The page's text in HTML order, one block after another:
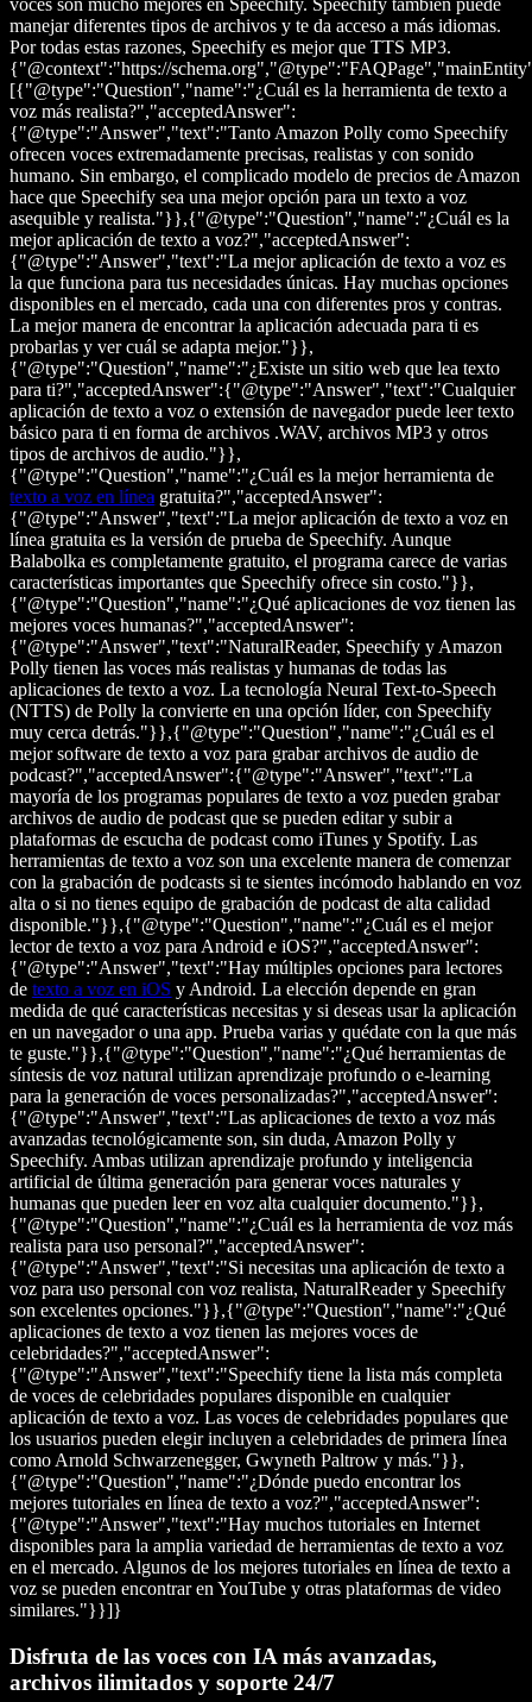
voces son mucho mejores en Speechify. Speechify también puede
manejar diferentes tipos de archivos y te da acceso a más idiomas.
Por todas estas razones, Speechify es mejor que TTS MP3.
{"@context":"https://
[{"@type":"Question","name":"¿Cuál es la herramienta de texto a
voz más realista?","acceptedAnswer":
{"@type":"Answer","text":"Tanto Amazon Polly como Speechify
ofrecen voces extremadamente precisas, realistas y con sonido
humano. Sin embargo, el complicado modelo de precios de Amazon
hace que Speechify sea una mejor opción para un texto a voz
asequible y realista."}},{"@type":"Question","name":"¿Cuál es la
mejor aplicación de texto a voz?","acceptedAnswer":
{"@type":"Answer","text":"La mejor aplicación de texto a voz es
la que funciona para tus necesidades únicas. Hay muchas opciones
disponibles en el mercado, cada una con diferentes pros y contras.
La mejor manera de encontrar la aplicación adecuada para ti es
probarlas y ver cuál se adapta mejor."}},
{"@type":"Question","name":"¿Existe un sitio web que lea texto
para ti?","acceptedAnswer":{"@type":"Answer","text":"Cualquier
aplicación de texto a voz o extensión de navegador puede leer texto
básico para ti en forma de archivos .WAV, archivos MP3 y otros
tipos de archivos de audio."}},
{"@type":"Question","name":"¿Cuál es la mejor herramienta de
texto a voz en línea gratuita?","acceptedAnswer":
{"@type":"Answer","text":"La mejor aplicación de texto a voz en
línea gratuita es la versión de prueba de Speechify. Aunque
Balabolka es completamente gratuito, el programa carece de varias
características importantes que Speechify ofrece sin costo."}},
{"@type":"Question","name":"¿Qué aplicaciones de voz tienen las
mejores voces humanas?","acceptedAnswer":
{"@type":"Answer","text":"NaturalReader, Speechify y Amazon
Polly tienen las voces más realistas y humanas de todas las
aplicaciones de texto a voz. La tecnología Neural Text-to-Speech
(NTTS) de Polly la convierte en una opción líder, con Speechify
muy cerca detrás."}},{"@type":"Question","name":"¿Cuál es el
mejor software de texto a voz para grabar archivos de audio de
podcast?","acceptedAnswer":{"@type":"Answer","text":"La
mayoría de los programas populares de texto a voz pueden grabar
archivos de audio de podcast que se pueden editar y subir a
plataformas de escucha de podcast como iTunes y Spotify. Las
herramientas de texto a voz son una excelente manera de comenzar
con la grabación de podcasts si te sientes incómodo hablando en voz
alta o si no tienes equipo de grabación de podcast de alta calidad
disponible."}},{"@type":"Question","name":"¿Cuál es el mejor
lector de texto a voz para Android e iOS?","acceptedAnswer":
{"@type":"Answer","text":"Hay múltiples opciones para lectores
de texto a voz en iOS y Android. La elección depende en gran
medida de qué características necesitas y si deseas usar la aplicación
en un navegador o una app. Prueba varias y quédate con la que más
te guste."}},{"@type":"Question","name":"¿Qué herramientas de
síntesis de voz natural utilizan aprendizaje profundo o e-learning
para la generación de voces personalizadas?","acceptedAnswer":
{"@type":"Answer","text":"Las aplicaciones de texto a voz más
avanzadas tecnológicamente son, sin duda, Amazon Polly y
Speechify. Ambas utilizan aprendizaje profundo y inteligencia
artificial de última generación para generar voces naturales y
humanas que pueden leer en voz alta cualquier documento."}},
{"@type":"Question","name":"¿Cuál es la herramienta de voz más
realista para uso personal?","acceptedAnswer":
{"@type":"Answer","text":"Si necesitas una aplicación de texto a
voz para uso personal con voz realista, NaturalReader y Speechify
son excelentes opciones."}},{"@type":"Question","name":"¿Qué
aplicaciones de texto a voz tienen las mejores voces de
celebridades?","acceptedAnswer":
{"@type":"Answer","text":"Speechify tiene la lista más completa
de voces de celebridades populares disponible en cualquier
aplicación de texto a voz. Las voces de celebridades populares que
los usuarios pueden elegir incluyen a celebridades de primera línea
como Arnold Schwarzenegger, Gwyneth Paltrow y más."}},
{"@type":"Question","name":"¿Dónde puedo encontrar los
mejores tutoriales en línea de texto a voz?","acceptedAnswer":
{"@type":"Answer","text":"Hay muchos tutoriales en Internet
disponibles para la amplia variedad de herramientas de texto a voz
en el mercado. Algunos de los mejores tutoriales en línea de texto a
voz se pueden encontrar en YouTube y otras plataformas de video
similares."}}]}
Disfruta de las voces con IA más avanzadas,
archivos ilimitados y soporte 24/7